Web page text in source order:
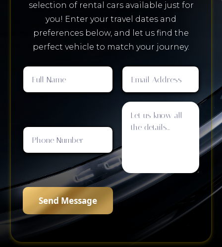
selection of rental cars available just for
you! Enter your travel dates and
preferences below, and let us find the
perfect vehicle to match your journey.